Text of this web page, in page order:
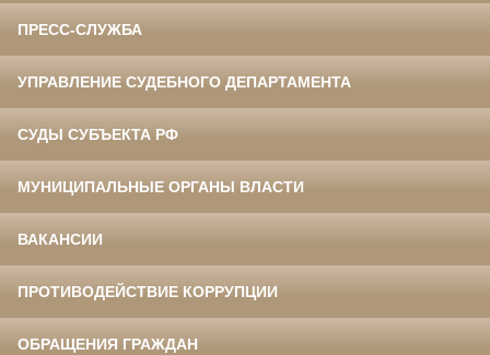
ПРЕСС-СЛУЖБА
УПРАВЛЕНИЕ СУДЕБНОГО ДЕПАРТАМЕНТА
СУДЫ СУБЪЕКТА РФ
МУНИЦИПАЛЬНЫЕ ОРГАНЫ ВЛАСТИ
ВАКАНСИИ
ПРОТИВОДЕЙСТВИЕ КОРРУПЦИИ
ОБРАЩЕНИЯ ГРАЖДАН